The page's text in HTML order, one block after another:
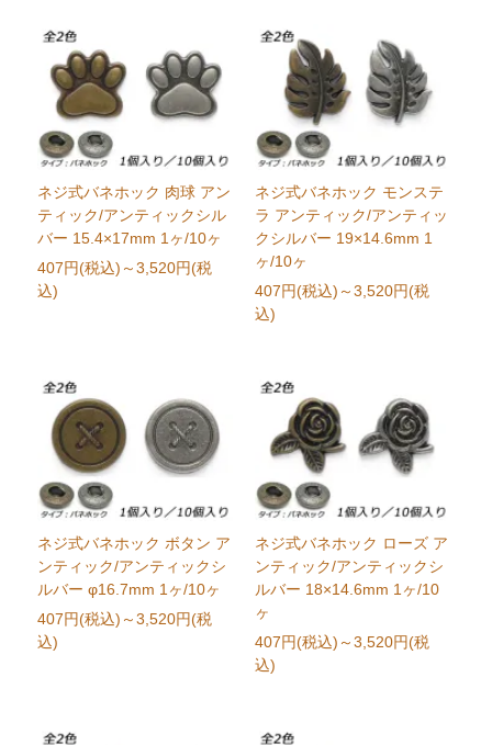
ネジ式バネホック 肉球 アン
ティック/アンティックシル
バー 15.4×17mm 1ヶ/10ヶ
407円(税込) ～3,520円(税
込)
ネジ式バネホック モンステ
ラ アンティック/アンティッ
クシルバー 19×14.6mm 1
ヶ/10ヶ
407円(税込) ～3,520円(税
込)
ネジ式バネホック ボタン ア
ンティック/アンティックシ
ルバー φ16.7mm 1ヶ/10ヶ
407円(税込) ～3,520円(税
込)
ネジ式バネホック ローズ ア
ンティック/アンティックシ
ルバー 18×14.6mm 1ヶ/10
ヶ
407円(税込) ～3,520円(税
込)